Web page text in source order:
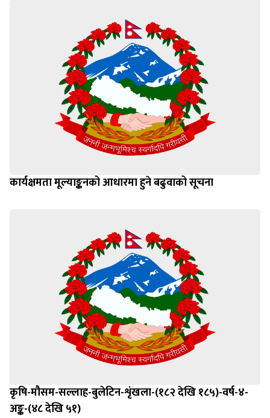
कार्यक्षमता मूल्याङ्कनको आधारमा हुने बढुवाको सूचना
कृषि-मौसम-सल्लाह-बुलेटिन-शृंखला-(१८२ देखि १८५)-वर्ष-४-
अङ्क-(४८ देखि ५१)